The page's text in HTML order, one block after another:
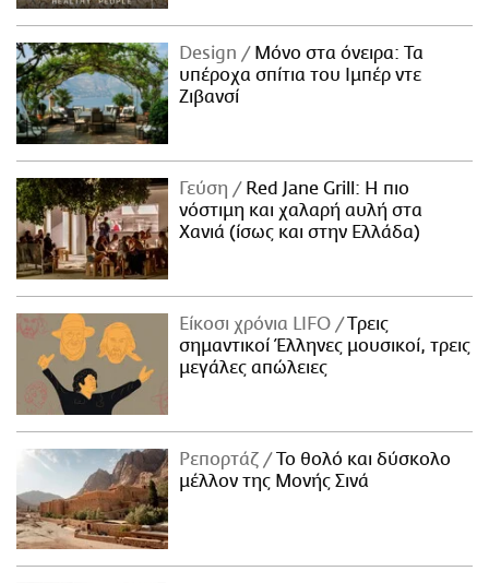
Design
Μόνο στα όνειρα: Τα
υπέροχα σπίτια του Ιμπέρ ντε
Ζιβανσί
Γεύση
Red Jane Grill: Η πιο
νόστιμη και χαλαρή αυλή στα
Χανιά (ίσως και στην Ελλάδα)
Είκοσι χρόνια LIFO
Tρεις
σημαντικοί Έλληνες μουσικοί, τρεις
μεγάλες απώλειες
Ρεπορτάζ
Το θολό και δύσκολο
μέλλον της Μονής Σινά